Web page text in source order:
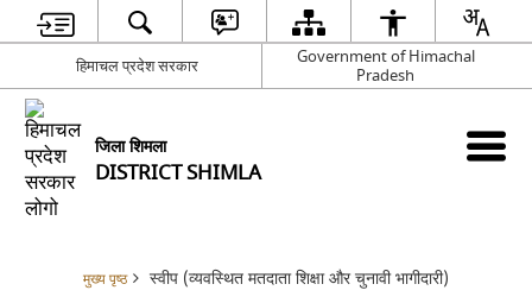
हिमाचल प्रदेश सरकार
Government of Himachal
Pradesh
जिला शिमला
DISTRICT SHIMLA
मुख्य पृष्ठ स्वीप (व्यवस्थित मतदाता शिक्षा और चुनावी भागीदारी)